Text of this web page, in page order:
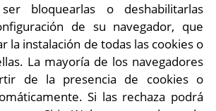
bloquearlas o deshabilitarlas
de su navegador, que
la instalación de todas las cookies o
La mayoría de los navegadores
de la presencia de cookies o
Si las rechaza podrá